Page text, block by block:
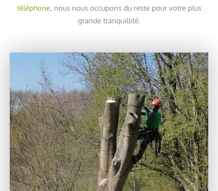
téléphone, nous nous occupons du reste pour votre plus
grande tranquillité.